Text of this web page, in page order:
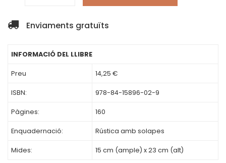
Enviaments gratuïts
INFORMACIÓ DEL LLIBRE
Preu 14,25 €
ISBN: 978-84-15896-02-9
Pàgines: 160
Enquadernació: Rústica amb solapes
Mides: 15 cm (ample) x 23 cm (alt)